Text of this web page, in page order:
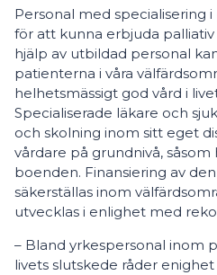
Personal med specialisering
för att kunna erbjuda
hjälp av utbildad personal
patienterna i våra
helhetsmässigt god vård i
Specialiserade läkare och
och skolning inom sitt eget
vårdare på grundnivå,
boenden. Finansiering av
säkerställas inom
utvecklas i enlighet med
­­­­– Bland yrkespersonal inom
livets slutskede råder